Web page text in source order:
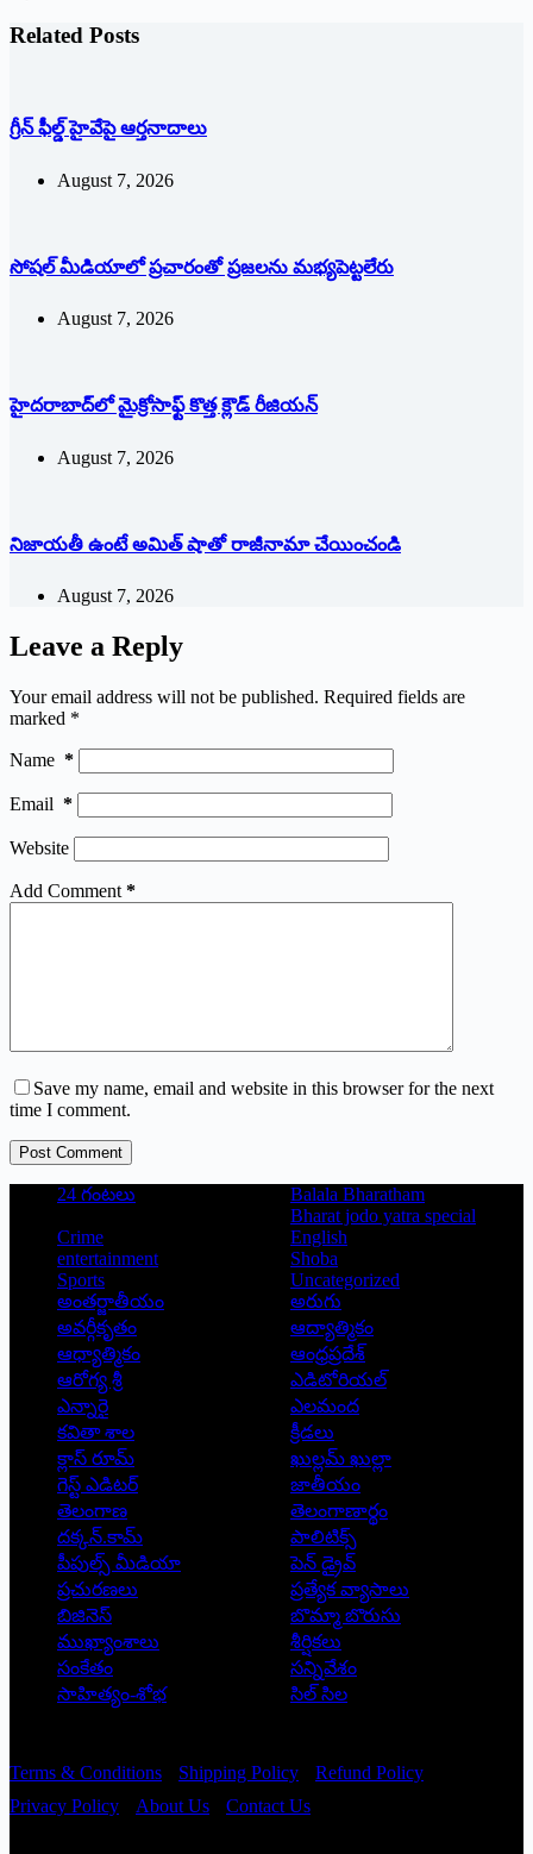
Related Posts
గ్రీన్ ఫీల్డ్ హైవేపై ఆర్తనాదాలు
August 7, 2026
సోషల్‌ ‌మీడియాలో ప్రచారంతో ప్రజలను మభ్యపెట్టలేరు
August 7, 2026
హైదరాబాద్‌లో మైక్రోసాఫ్ట్ ‌కొత్త క్లౌడ్‌ ‌రీజియన్‌
August 7, 2026
నిజాయతీ ఉంటే అమిత్‌ ‌షాతో రాజీనామా చేయించండి
August 7, 2026
Leave a Reply
Your email address will not be published. Required fields are
marked *
Name *
Email *
Website
Add Comment *
Save my name, email and website in this browser for the next
time I comment.
Post Comment
24 గంటలు
Balala Bharatham
Bharat jodo yatra special
Crime
English
entertainment
Shoba
Sports
Uncategorized
అంతర్జాతీయం
అరుగు
అవర్గీకృతం
ఆద్యాత్మికం
ఆధ్యాత్మికం
ఆంధ్రప్రదేశ్
ఆరోగ్య శ్రీ
ఎడిటోరియల్
ఎన్నారై
ఎలమంద
కవితా శాల
క్రీడలు
క్లాస్ రూమ్
ఖుల్లమ్ ఖుల్లా
గెస్ట్ ఎడిటర్
జాతీయం
తెలంగాణ
తెలంగాణార్థం
దక్కన్.కామ్
పాలిటిక్స్
పీపుల్స్ ‌మీడియా
పెన్ డ్రైవ్
ప్రచురణలు
ప్రత్యేక వ్యాసాలు
బిజినెస్
బొమ్మా బొరుసు
ముఖ్యాంశాలు
శీర్షికలు
సంకేతం
సన్నివేశం
సాహిత్యం-శోభ
సిల్ సిల
Terms & Conditions Shipping Policy
Refund Policy
Privacy Policy
About Us Contact Us